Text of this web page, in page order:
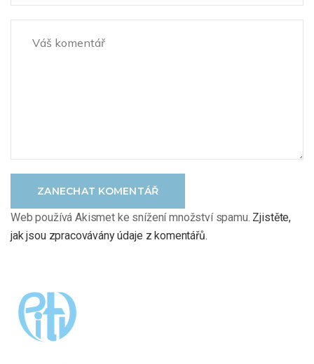
ZANECHAT KOMENTÁŘ
Web používá Akismet ke snížení množství spamu. Zjistěte,
jak jsou zpracovávány údaje z komentářů.